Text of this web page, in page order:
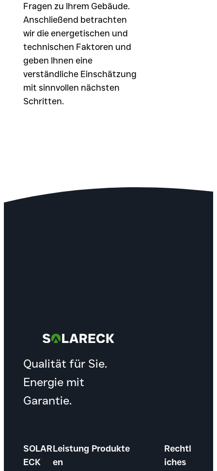
Fragen zu Ihrem Gebäude.
Anschließend betrachten
wir die energetischen und
technischen Faktoren und
geben Ihnen eine
verständliche Einschätzung
mit sinnvollen nächsten
Schritten.
Qualität für Sie.
Energie mit
Garantie.
SOLAR
ECK
Leistung
en
Produkte
Rechtl
iches